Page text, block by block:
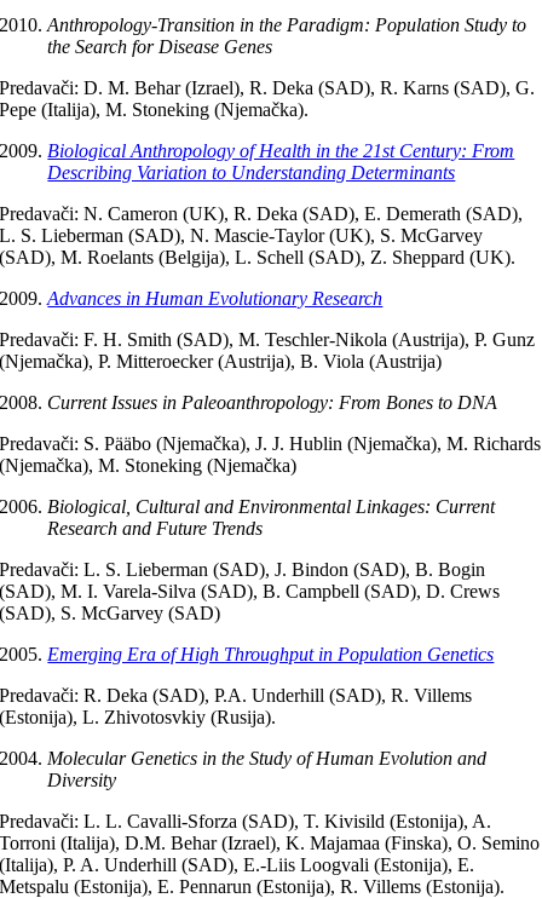
Anthropology-Transition in the Paradigm: Population Study to
the Search for Disease Genes
Predavači: D. M. Behar (Izrael), R. Deka (SAD), R. Karns (SAD), G.
Pepe (Italija), M. Stoneking (Njemačka).
Biological Anthropology of Health in the 21st Century: From
Describing Variation to Understanding Determinants
Predavači: N. Cameron (UK), R. Deka (SAD), E. Demerath (SAD),
L. S. Lieberman (SAD), N. Mascie-Taylor (UK), S. McGarvey
(SAD), M. Roelants (Belgija), L. Schell (SAD), Z. Sheppard (UK).
Advances in Human Evolutionary Research
Predavači: F. H. Smith (SAD), M. Teschler-Nikola (Austrija), P. Gunz
(Njemačka), P. Mitteroecker (Austrija), B. Viola (Austrija)
Current Issues in Paleoanthropology: From Bones to DNA
Predavači: S. Pääbo (Njemačka), J. J. Hublin (Njemačka), M. Richards
(Njemačka), M. Stoneking (Njemačka)
Biological, Cultural and Environmental Linkages: Current
Research and Future Trends
Predavači: L. S. Lieberman (SAD), J. Bindon (SAD), B. Bogin
(SAD), M. I. Varela-Silva (SAD), B. Campbell (SAD), D. Crews
(SAD), S. McGarvey (SAD)
Emerging Era of High Throughput in Population Genetics
Predavači: R. Deka (SAD), P.A. Underhill (SAD), R. Villems
(Estonija), L. Zhivotosvkiy (Rusija).
Molecular Genetics in the Study of Human Evolution and
Diversity
Predavači: L. L. Cavalli-Sforza (SAD), T. Kivisild (Estonija), A.
Torroni (Italija), D.M. Behar (Izrael), K. Majamaa (Finska), O. Semino
(Italija), P. A. Underhill (SAD), E.-Liis Loogvali (Estonija), E.
Metspalu (Estonija), E. Pennarun (Estonija), R. Villems (Estonija).